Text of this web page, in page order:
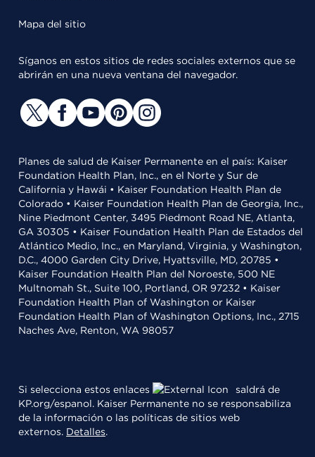
Mapa del sitio
Síganos en estos sitios de redes sociales externos que se
abrirán en una nueva ventana del navegador.
Planes de salud de Kaiser Permanente en el país: Kaiser
Foundation Health Plan, Inc., en el Norte y Sur de
California y Hawái • Kaiser Foundation Health Plan de
Colorado • Kaiser Foundation Health Plan de Georgia, Inc.,
Nine Piedmont Center, 3495 Piedmont Road NE, Atlanta,
GA 30305 • Kaiser Foundation Health Plan de Estados del
Atlántico Medio, Inc., en Maryland, Virginia, y Washington,
D.C., 4000 Garden City Drive, Hyattsville, MD, 20785 •
Kaiser Foundation Health Plan del Noroeste, 500 NE
Multnomah St., Suite 100, Portland, OR 97232 • Kaiser
Foundation Health Plan of Washington or Kaiser
Foundation Health Plan of Washington Options, Inc., 2715
Naches Ave, Renton, WA 98057
Si selecciona estos enlaces
saldrá de
KP.org/espanol. Kaiser Permanente no se responsabiliza
de la información o las políticas de sitios web
externos. Detalles.